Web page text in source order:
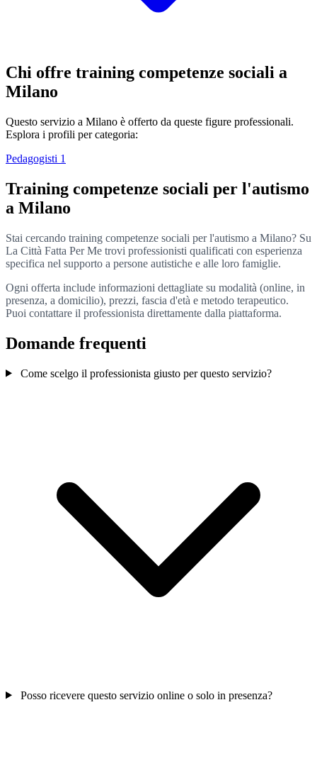
Chi offre training competenze sociali a
Milano
Questo servizio a Milano è offerto da queste figure professionali.
Esplora i profili per categoria:
Pedagogisti 1
Training competenze sociali per l'autismo
a Milano
Stai cercando training competenze sociali per l'autismo a Milano? Su
La Città Fatta Per Me trovi professionisti qualificati con esperienza
specifica nel supporto a persone autistiche e alle loro famiglie.
Ogni offerta include informazioni dettagliate su modalità (online, in
presenza, a domicilio), prezzi, fascia d'età e metodo terapeutico.
Puoi contattare il professionista direttamente dalla piattaforma.
Domande frequenti
Come scelgo il professionista giusto per questo servizio?
Posso ricevere questo servizio online o solo in presenza?